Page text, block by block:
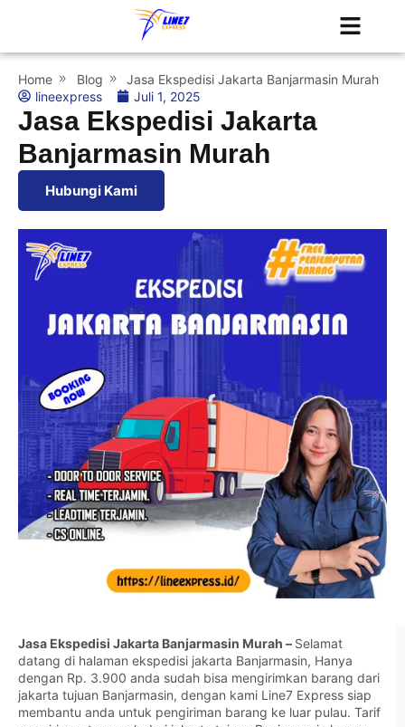
Home Blog
Jasa Ekspedisi Jakarta Banjarmasin Murah
lineexpress
Juli 1, 2025
Jasa Ekspedisi Jakarta
Banjarmasin Murah
Hubungi Kami
Jasa Ekspedisi Jakarta Banjarmasin Murah – Selamat
datang di halaman ekspedisi jakarta Banjarmasin, Hanya
dengan Rp. 3.900 anda sudah bisa mengirimkan barang dari
jakarta tujuan Banjarmasin, dengan kami Line7 Express siap
membantu anda untuk pengiriman barang ke luar pulau. Tarif